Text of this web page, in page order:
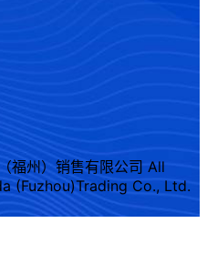
州）销售有限公司 All
(Fuzhou)Trading Co., Ltd.